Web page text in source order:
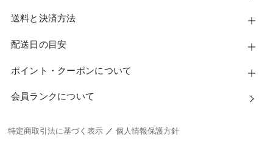
送料と決済方法
配送日の目安
ポイント・クーポンについて
会員ランクについて
特定商取引法に基づく表示 ／個人情報保護方針